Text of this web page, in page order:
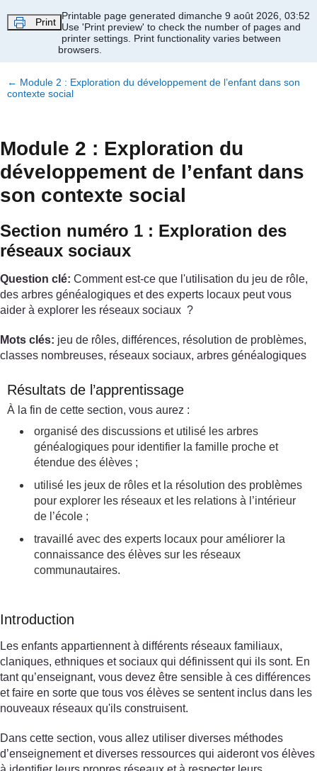
Print
Printable page generated dimanche 9 août 2026, 03:52
Use 'Print preview' to check the number of pages and
printer settings. Print functionality varies between
browsers.
← Module 2 : Exploration du développement de l’enfant dans son
contexte social
Module 2 : Exploration du
développement de l’enfant dans
son contexte social
Section numéro 1 : Exploration des
réseaux sociaux
Question clé: Comment est-ce que l'utilisation du jeu de rôle,
des arbres généalogiques et des experts locaux peut vous
aider à explorer les réseaux sociaux ?
Mots clés: jeu de rôles, différences, résolution de problèmes,
classes nombreuses, réseaux sociaux, arbres généalogiques
Résultats de l’apprentissage
À la fin de cette section, vous aurez :
organisé des discussions et utilisé les arbres
généalogiques pour identifier la famille proche et
étendue des élèves ;
utilisé les jeux de rôles et la résolution des problèmes
pour explorer les réseaux et les relations à l’intérieur
de l’école ;
travaillé avec des experts locaux pour améliorer la
connaissance des élèves sur les réseaux
communautaires.
Introduction
Les enfants appartiennent à différents réseaux familiaux,
claniques, ethniques et sociaux qui définissent qui ils sont. En
tant qu’enseignant, vous devez être sensible à ces différences
et faire en sorte que tous vos élèves se sentent inclus dans les
nouveaux réseaux qu'ils construisent.
Dans cette section, vous allez utiliser diverses méthodes
d’enseignement et diverses ressources qui aideront vos élèves